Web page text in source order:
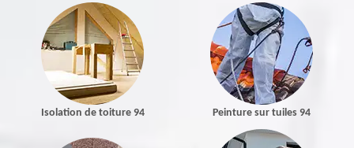
Isolation de toiture 94 Peinture sur tuiles 94